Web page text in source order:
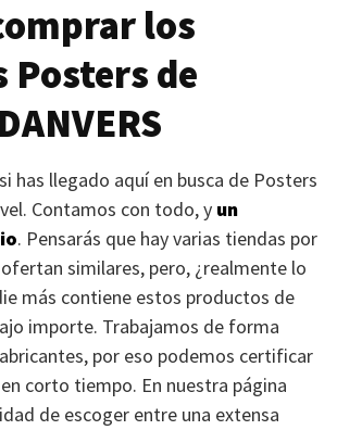
los
Posters de
has llegado aquí en busca de Posters
Contamos con todo, y un
. Pensarás que hay varias tiendas por
similares, pero, ¿realmente lo
más contiene estos productos de
importe. Trabajamos de forma
por eso podemos certificar
corto tiempo. En nuestra página
de escoger entre una extensa